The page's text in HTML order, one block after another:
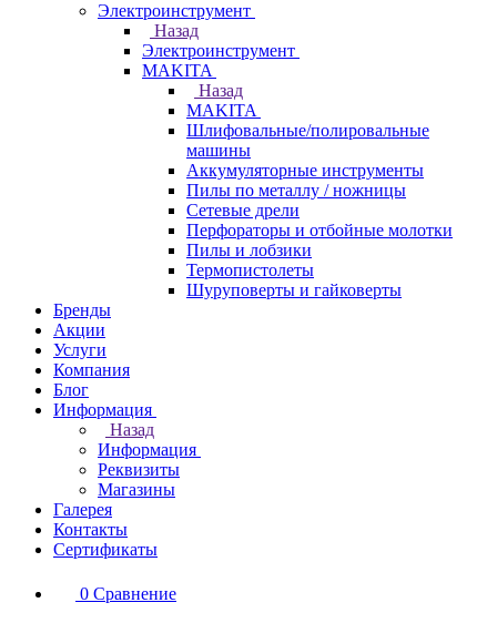
Электроинструмент
Назад
Электроинструмент
МAKITA
Назад
МAKITA
Шлифовальные/полировальные
машины
Аккумуляторные инструменты
Пилы по металлу / ножницы
Сетевые дрели
Перфораторы и отбойные молотки
Пилы и лобзики
Термопистолеты
Шуруповерты и гайковерты
Бренды
Акции
Услуги
Компания
Блог
Информация
Назад
Информация
Реквизиты
Магазины
Галерея
Контакты
Сертификаты
0 Сравнение